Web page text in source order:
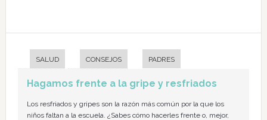
SALUD CONSEJOS PADRES
Hagamos frente a la gripe y resfriados
Los resfriados y gripes son la razón más común por la que los
niños faltan a la escuela. ¿Sabes cómo hacerles frente o, mejor,